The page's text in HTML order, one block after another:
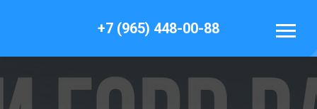
+7 (965) 448-00-88